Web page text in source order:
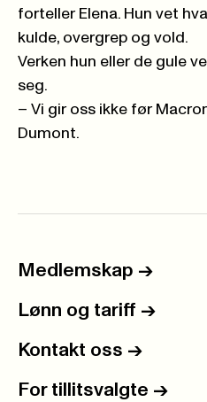
forteller Elena. Hun vet
kulde, overgrep og vold.
Verken hun eller de gule
seg.
– Vi gir oss ikke før
Dumont.
Medlemskap ->
Lønn og tariff ->
Kontakt oss ->
For tillitsvalgte ->